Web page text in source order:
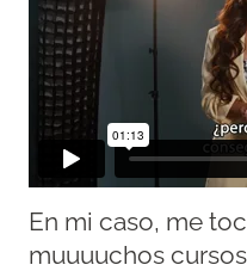
En mi caso, me
muuuuchos